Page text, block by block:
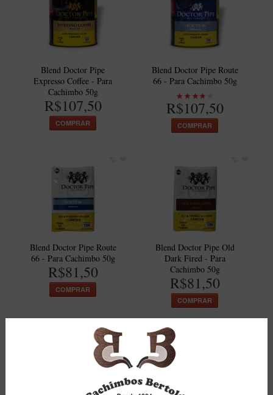
Elite Longo
Barolo
CACHIMBOS ARTESANAIS DE BRIAR ITALIANO
Maestro – Briar Italiano
Jateado
Maestro Compacto – Briar Italiano
MONTE SEU KIT/INICIANTES
Blends Para Cachimbo
Cachimbos
Limpadores para Cachimbo
Suportes
Blend Doctor Pipe
Expresso Coffee - Para
Cachimbo 50g
R$107,50
COMPRAR
Blend Doctor Pipe Route
66 - Para Cachimbo 50g
R$107,50
COMPRAR
Blend Doctor Pipe Route
66 - Para Cachimbo 50g
R$81,50
COMPRAR
Blend Doctor Pipe Old
Dark Fired - Para
Cachimbo 50g
R$81,50
COMPRAR